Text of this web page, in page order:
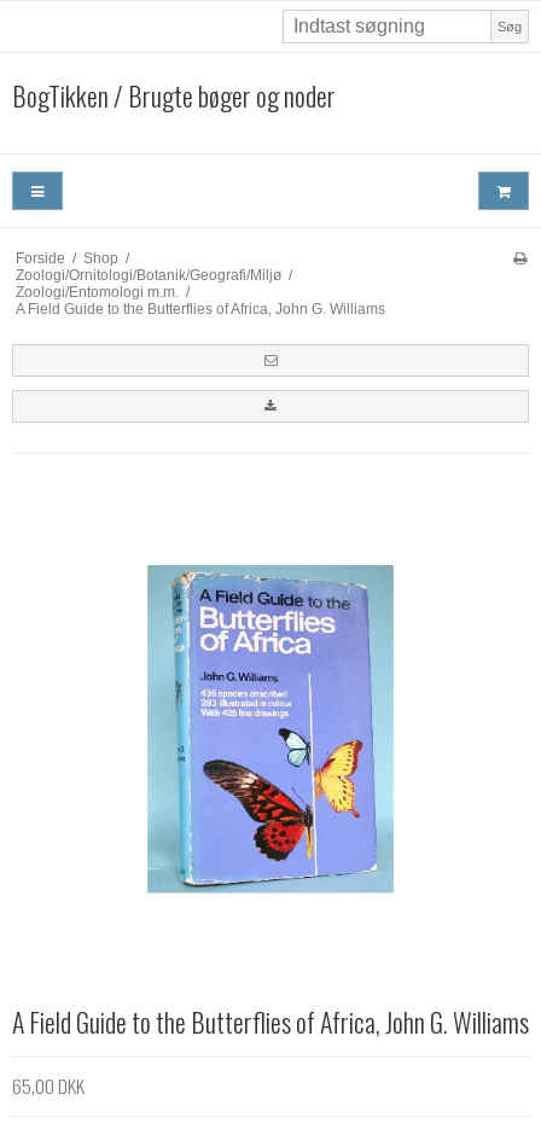
Søg
BogTikken / Brugte bøger og noder
Forside / Shop /
Zoologi/Ornitologi/Botanik/Geografi/Miljø /
Zoologi/Entomologi m.m.
/
A Field Guide to the Butterflies of Africa, John G. Williams
A Field Guide to the Butterflies of Africa, John G. Williams
65,00 DKK